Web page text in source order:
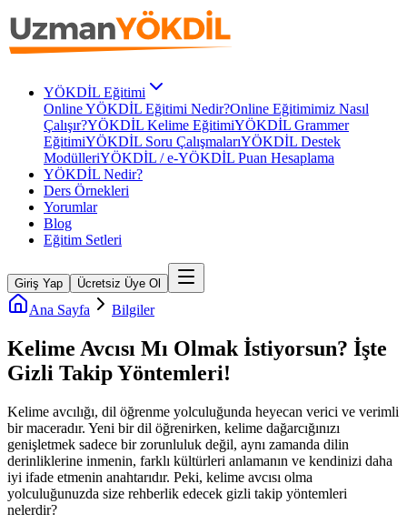
YÖKDİL Eğitimi
Online YÖKDİL Eğitimi Nedir?Online Eğitimimiz Nasıl
Çalışır?YÖKDİL Kelime EğitimiYÖKDİL Grammer
EğitimiYÖKDİL Soru ÇalışmalarıYÖKDİL Destek
ModülleriYÖKDİL / e-YÖKDİL Puan Hesaplama
YÖKDİL Nedir?
Ders Örnekleri
Yorumlar
Blog
Eğitim Setleri
Giriş Yap Ücretsiz Üye Ol
Ana Sayfa Bilgiler
Kelime Avcısı Mı Olmak İstiyorsun? İşte
Gizli Takip Yöntemleri!
Kelime avcılığı, dil öğrenme yolculuğunda heyecan verici ve verimli
bir maceradır. Yeni bir dil öğrenirken, kelime dağarcığınızı
genişletmek sadece bir zorunluluk değil, aynı zamanda dilin
derinliklerine inmenin, farklı kültürleri anlamanın ve kendinizi daha
iyi ifade etmenin anahtarıdır. Peki, kelime avcısı olma
yolculuğunuzda size rehberlik edecek gizli takip yöntemleri
nelerdir?